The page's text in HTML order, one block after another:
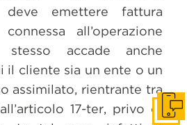
deve emettere fattura
all’operazione
accade anche
il cliente sia un ente o un
assimilato, rientrante tra
17-ter, privo di
Get